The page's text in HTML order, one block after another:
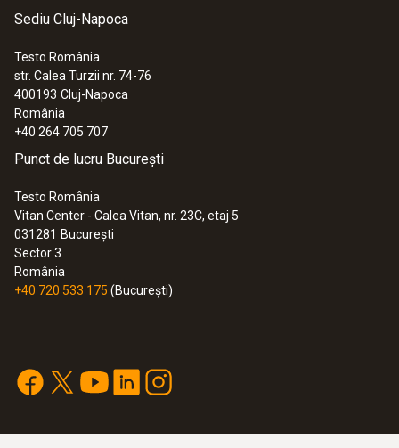
Sediu Cluj-Napoca
Testo România
str. Calea Turzii nr. 74-76
400193 Cluj-Napoca
România
+40 264 705 707
Punct de lucru București
Testo România
Vitan Center - Calea Vitan, nr. 23C, etaj 5
031281 București
Sector 3
România
+40 720 533 175 (București)